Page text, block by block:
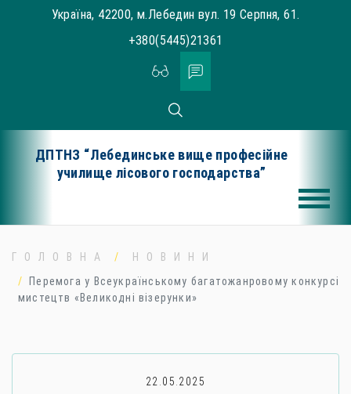
Україна, 42200, м.Лебедин вул. 19 Серпня, 61.
+380(5445)21361
ДПТНЗ “Лебединське вище професійне
училище лісового господарства”
ГОЛОВНА
НОВИНИ
Перемога у Всеукраїнському багатожанровому конкурсі
мистецтв «Великодні візерунки»
22.05.2025